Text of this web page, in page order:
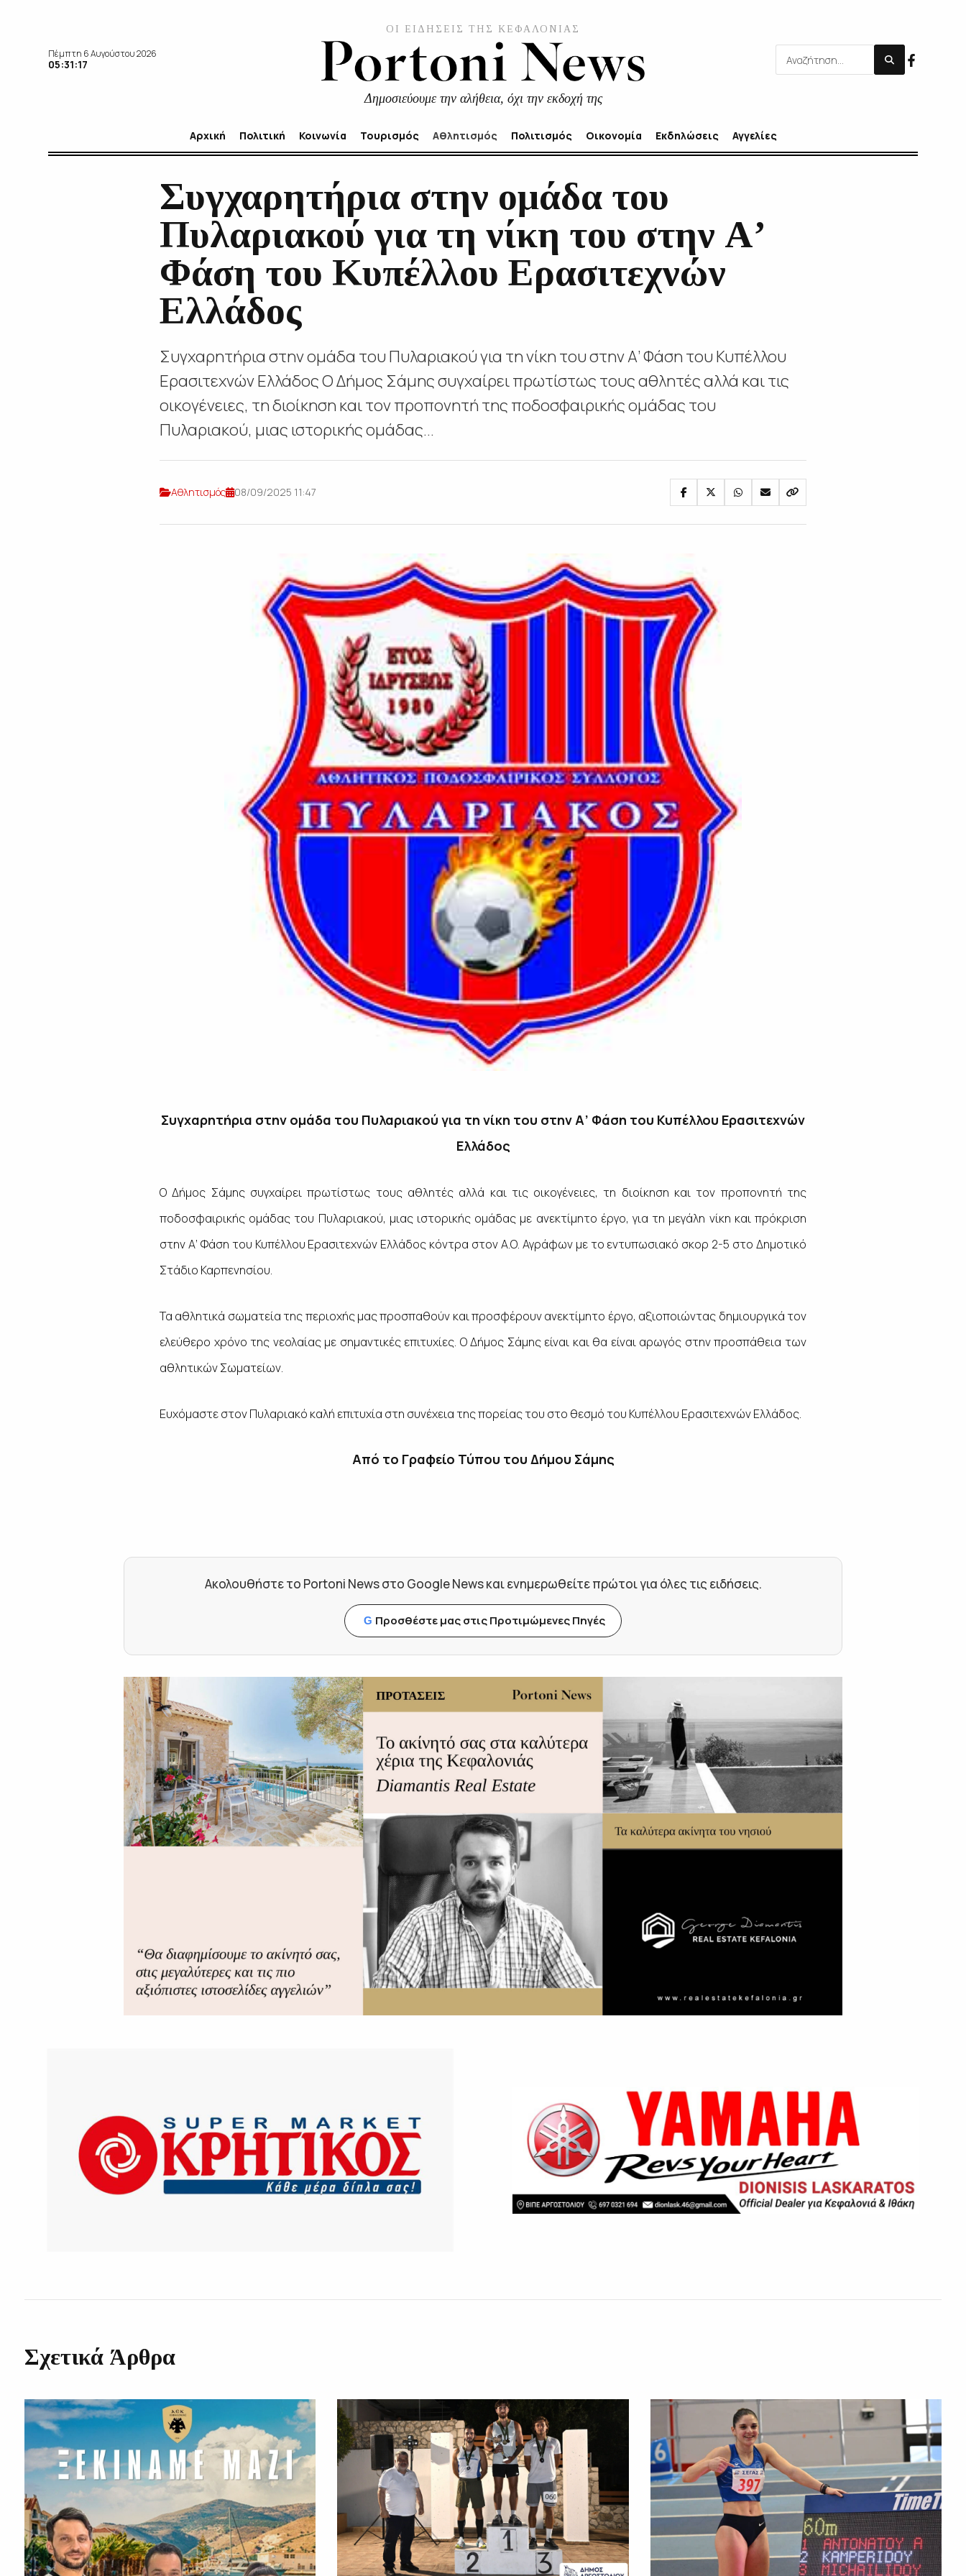
Πέμπτη 6 Αυγούστου 2026
05:31:19
ΟΙ ΕΙΔΗΣΕΙΣ ΤΗΣ ΚΕΦΑΛΟΝΙΑΣ
Δημοσιεύουμε την αλήθεια, όχι την εκδοχή της
Αρχική Πολιτική Κοινωνία Τουρισμός Αθλητισμός Πολιτισμός Οικονομία Εκδηλώσεις Αγγελίες
Συγχαρητήρια στην ομάδα του
Πυλαριακού για τη νίκη του στην Α’
Φάση του Κυπέλλου Ερασιτεχνών
Ελλάδος
Συγχαρητήρια στην ομάδα του Πυλαριακού για τη νίκη του στην Α’ Φάση του Κυπέλλου
Ερασιτεχνών Ελλάδος Ο Δήμος Σάμης συγχαίρει πρωτίστως τους αθλητές αλλά και τις
οικογένειες, τη διοίκηση και τον προπονητή της ποδοσφαιρικής ομάδας του
Πυλαριακού, μιας ιστορικής ομάδας...
Αθλητισμός 08/09/2025 11:47
Συγχαρητήρια στην ομάδα του Πυλαριακού για τη νίκη του στην Α’ Φάση του Κυπέλλου Ερασιτεχνών
Ελλάδος
Ο Δήμος Σάμης συγχαίρει πρωτίστως τους αθλητές αλλά και τις οικογένειες, τη διοίκηση και τον προπονητή της
ποδοσφαιρικής ομάδας του Πυλαριακού, μιας ιστορικής ομάδας με ανεκτίμητο έργο, για τη μεγάλη νίκη και πρόκριση
στην Α’ Φάση του Κυπέλλου Ερασιτεχνών Ελλάδος κόντρα στον Α.Ο. Αγράφων με το εντυπωσιακό σκορ 2-5 στο Δημοτικό
Στάδιο Καρπενησίου.
Τα αθλητικά σωματεία της περιοχής μας προσπαθούν και προσφέρουν ανεκτίμητο έργο, αξιοποιώντας δημιουργικά τον
ελεύθερο χρόνο της νεολαίας με σημαντικές επιτυχίες. Ο Δήμος Σάμης είναι και θα είναι αρωγός στην προσπάθεια των
αθλητικών Σωματείων.
Ευχόμαστε στον Πυλαριακό καλή επιτυχία στη συνέχεια της πορείας του στο θεσμό του Κυπέλλου Ερασιτεχνών Ελλάδος.
Από το Γραφείο Τύπου του Δήμου Σάμης
Ακολουθήστε το Portoni News στο Google News και ενημερωθείτε πρώτοι για όλες τις ειδήσεις.
G Προσθέστε μας στις Προτιμώμενες Πηγές
Σχετικά Άρθρα